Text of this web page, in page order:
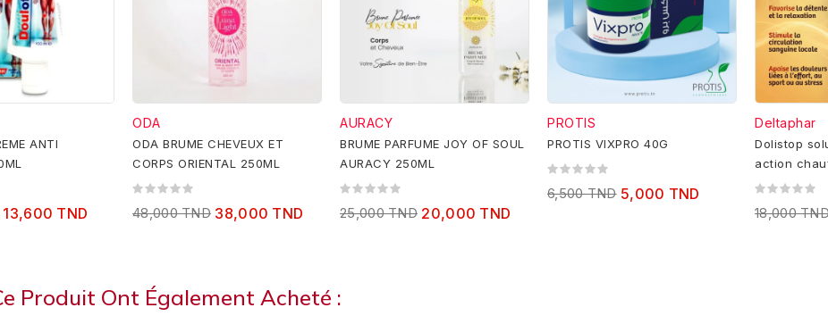
ANTI
13,600 TND
ODA
ODA BRUME CHEVEUX ET
CORPS ORIENTAL 250ML
48,000 TND 38,000 TND
AURACY
BRUME PARFUME JOY OF SOUL
AURACY 250ML
25,000 TND 20,000 TND
PROTIS
PROTIS VIXPRO 40G
6,500 TND 5,000 TND
Deltaphar
Dolistop
action
18,000
Produit Ont Également Acheté :